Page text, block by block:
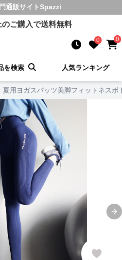
通販サイトSpazzi
ご購入で送料無料
0 0
を検索 人気ランキング
夏用ヨガスパッツ美脚フィットネスボ